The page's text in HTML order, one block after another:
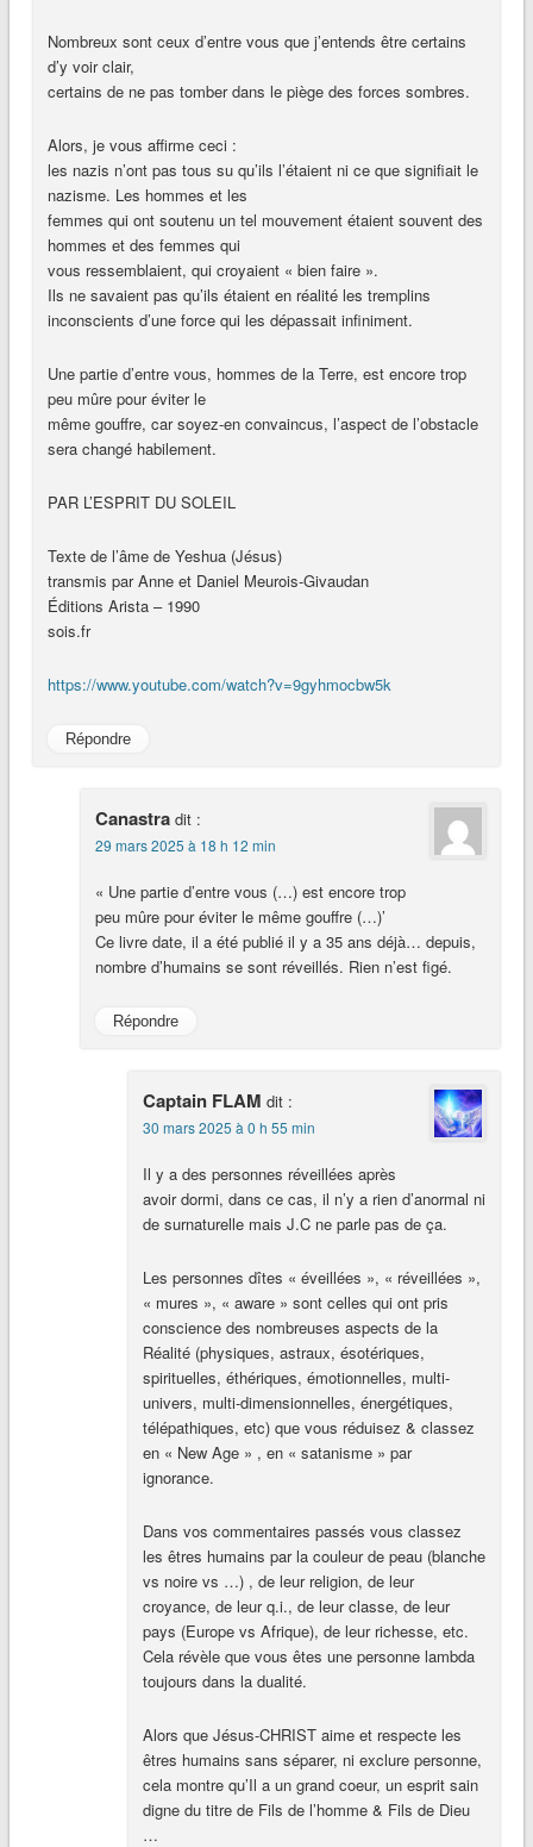
Nombreux sont ceux d’entre vous que j’entends être certains
d’y voir clair,
certains de ne pas tomber dans le piège des forces sombres.
Alors, je vous affirme ceci :
les nazis n’ont pas tous su qu’ils l’étaient ni ce que signifiait le
nazisme. Les hommes et les
femmes qui ont soutenu un tel mouvement étaient souvent des
hommes et des femmes qui
vous ressemblaient, qui croyaient « bien faire ».
Ils ne savaient pas qu’ils étaient en réalité les tremplins
inconscients d’une force qui les dépassait infiniment.
Une partie d’entre vous, hommes de la Terre, est encore trop
peu mûre pour éviter le
même gouffre, car soyez-en convaincus, l’aspect de l’obstacle
sera changé habilement.
PAR L’ESPRIT DU SOLEIL
Texte de l’âme de Yeshua (Jésus)
transmis par Anne et Daniel Meurois-Givaudan
Éditions Arista – 1990
sois.fr
https://www.youtube.com/watch?v=9gyhmocbw5k
Répondre
Canastra dit :
29 mars 2025 à 18 h 12 min
« Une partie d’entre vous (…) est encore trop
peu mûre pour éviter le même gouffre (…)’
Ce livre date, il a été publié il y a 35 ans déjà… depuis,
nombre d’humains se sont réveillés. Rien n’est figé.
Répondre
Captain FLAM dit :
30 mars 2025 à 0 h 55 min
Il y a des personnes réveillées après
avoir dormi, dans ce cas, il n’y a rien d’anormal ni
de surnaturelle mais J.C ne parle pas de ça.
Les personnes dîtes « éveillées », « réveillées »,
« mures », « aware » sont celles qui ont pris
conscience des nombreuses aspects de la
Réalité (physiques, astraux, ésotériques,
spirituelles, éthériques, émotionnelles, multi-
univers, multi-dimensionnelles, énergétiques,
télépathiques, etc) que vous réduisez & classez
en « New Age » , en « satanisme » par
ignorance.
Dans vos commentaires passés vous classez
les êtres humains par la couleur de peau (blanche
vs noire vs …) , de leur religion, de leur
croyance, de leur q.i., de leur classe, de leur
pays (Europe vs Afrique), de leur richesse, etc.
Cela révèle que vous êtes une personne lambda
toujours dans la dualité.
Alors que Jésus-CHRIST aime et respecte les
êtres humains sans séparer, ni exclure personne,
cela montre qu’Il a un grand coeur, un esprit sain
digne du titre de Fils de l’homme & Fils de Dieu
…